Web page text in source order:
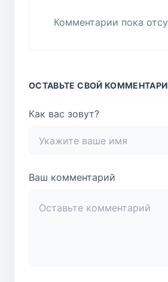
Комментарии пока
ОСТАВЬТЕ СВОЙ
Как вас зовут?
Ваш комментарий